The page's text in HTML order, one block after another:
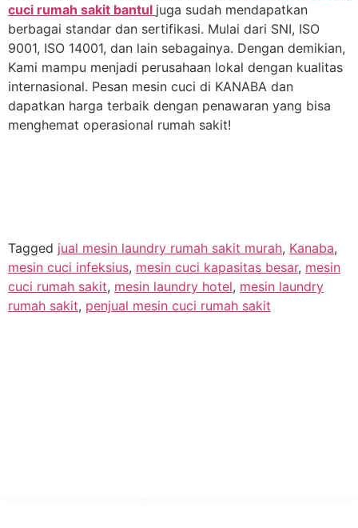
cuci rumah sakit bantul juga sudah mendapatkan
berbagai standar dan sertifikasi. Mulai dari SNI, ISO
9001, ISO 14001, dan lain sebagainya. Dengan demikian,
Kami mampu menjadi perusahaan lokal dengan kualitas
internasional. Pesan mesin cuci di KANABA dan
dapatkan harga terbaik dengan penawaran yang bisa
menghemat operasional rumah sakit!
Tagged jual mesin laundry rumah sakit murah, Kanaba,
mesin cuci infeksius, mesin cuci kapasitas besar, mesin
cuci rumah sakit, mesin laundry hotel, mesin laundry
rumah sakit, penjual mesin cuci rumah sakit